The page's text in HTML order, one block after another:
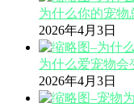
为什么你的宠物
2026年4月3日
为什么爱宠物会
2026年4月3日